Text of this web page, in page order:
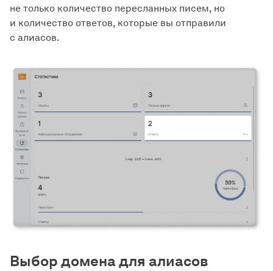
не только количество пересланных писем, но
и количество ответов, которые вы отправили
с алиасов.
Выбор домена для алиасов